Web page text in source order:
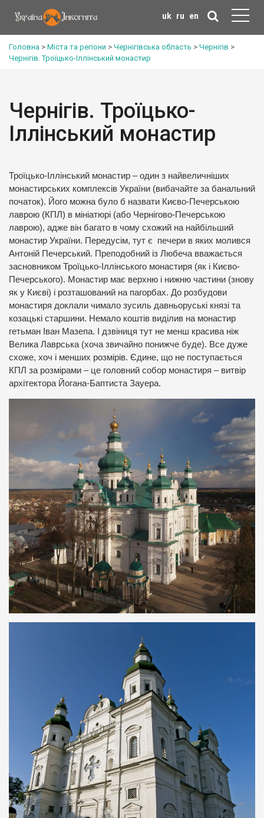
uk ru en
Головна > Міста та регіони > Чернігівська область > Чернігів >
Чернігів. Троїцько-Іллінський монастир
Чернігів. Троїцько-
Іллінський монастир
Троїцько-Іллінський монастир – один з найвеличніших
монастирських комплексів України (вибачайте за банальний
початок). Його можна було б назвати Києво-Печерською
лаврою (КПЛ) в мініатюрі (або Чернігово-Печерською
лаврою), адже він багато в чому схожий на найбільший
монастир України. Передусім, тут є печери в яких молився
Антоній Печерський. Преподобний із Любеча вважається
засновником Троїцько-Іллінського монастиря (як і Києво-
Печерського). Монастир має верхню і нижню частини (знову
як у Києві) і розташований на пагорбах. До розбудови
монастиря доклали чимало зусиль давньоруські князі та
козацькі старшини. Немало коштів виділив на монастир
гетьман Іван Мазепа. І дзвіниця тут не менш красива ніж
Велика Лаврська (хоча звичайно понижче буде). Все дуже
схоже, хоч і менших розмірів. Єдине, що не поступається
КПЛ за розмірами – це головний собор монастиря – витвір
архітектора Йогана-Баптиста Зауера.